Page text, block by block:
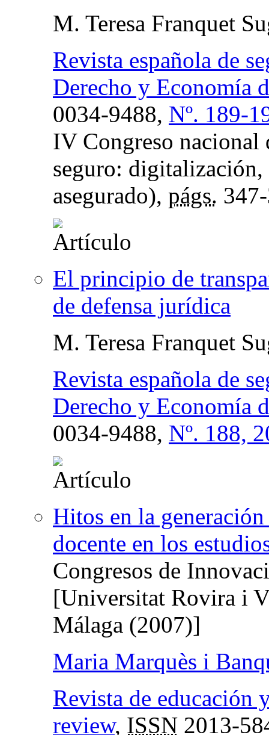
M. Teresa Franquet
Revista española de
Derecho y Economía
0034-9488, Nº. 189-
IV Congreso
seguro:
asegurado), págs.
El principio de
de defensa jurídica
M. Teresa Franquet
Revista española de
Derecho y Economía
0034-9488, Nº. 188,
Hitos en la
docente en los
Congresos de
[Universitat Rovira i
Málaga (2007)]
Maria Marquès i
Revista de educación
review, ISSN 2013-